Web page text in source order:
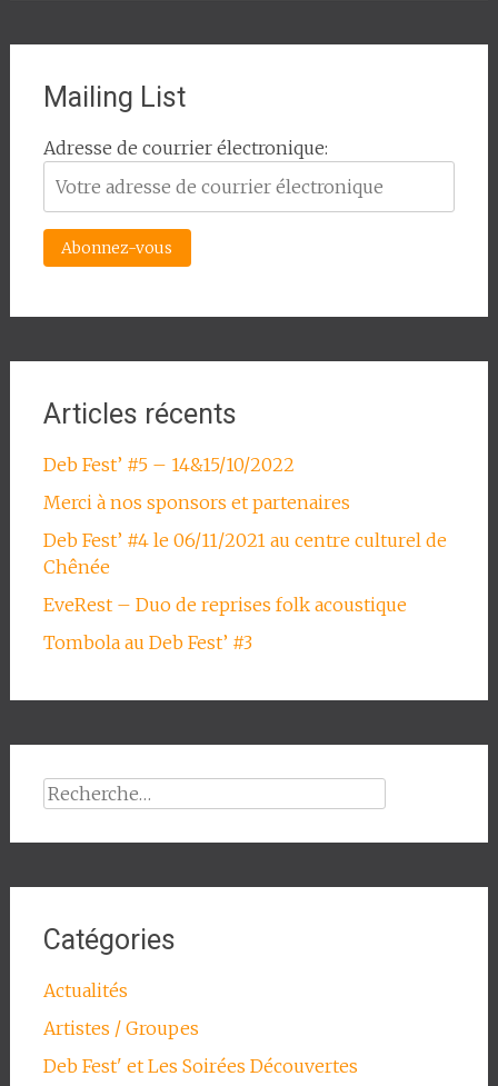
Mailing List
Adresse de courrier électronique:
Articles récents
Deb Fest’ #5 – 14&15/10/2022
Merci à nos sponsors et partenaires
Deb Fest’ #4 le 06/11/2021 au centre culturel de
Chênée
EveRest – Duo de reprises folk acoustique
Tombola au Deb Fest’ #3
Rechercher :
Catégories
Actualités
Artistes / Groupes
Deb Fest' et Les Soirées Découvertes